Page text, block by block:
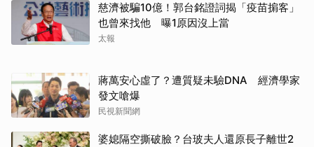
慈濟被騙10億！郭台銘證詞揭「疫苗掮客」
也曾來找他 曝1原因沒上當
太報
蔣萬安心虛了？遭質疑未驗DNA 經濟學家
發文嗆爆
民視新聞網
婆媳隔空撕破臉？台玻夫人還原長子離世2